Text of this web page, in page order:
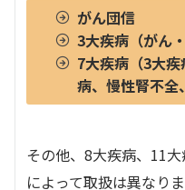
がん団信
3大疾病（がん
7大疾病（3大
病、慢性腎不全
その他、8大疾病、11
によって取扱は異なりま